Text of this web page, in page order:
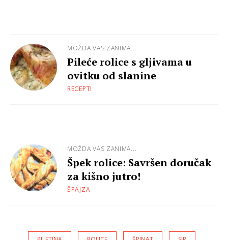
MOŽDA VAS ZANIMA...
Pileće rolice s gljivama u
ovitku od slanine
RECEPTI
MOŽDA VAS ZANIMA...
Špek rolice: Savršen doručak
za kišno jutro!
ŠPAJZA